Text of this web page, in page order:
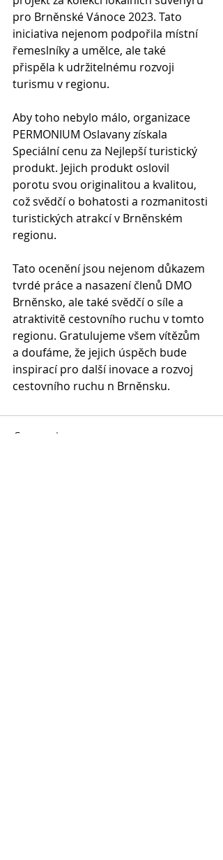
pro Brněnské Vánoce 2023. Tato
iniciativa nejenom podpořila místní
řemeslníky a umělce, ale také
přispěla k udržitelnému rozvoji
turismu v regionu.
Aby toho nebylo málo, organizace
PERMONIUM Oslavany získala
Speciální cenu za Nejlepší turistický
produkt. Jejich produkt oslovil
porotu svou originalitou a kvalitou,
což svědčí o bohatosti a rozmanitosti
turistických atrakcí v Brněnském
regionu.
Tato ocenění jsou nejenom důkazem
tvrdé práce a nasazení členů DMO
Brněnsko, ale také svědčí o síle a
atraktivitě cestovního ruchu v tomto
regionu. Gratulujeme všem vítězům
a doufáme, že jejich úspěch bude
inspirací pro další inovace a rozvoj
cestovního ruchu n Brněnsku.
Comments